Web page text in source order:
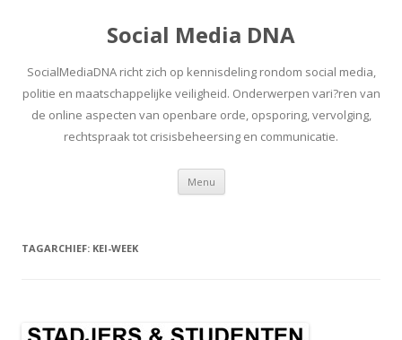
Social Media DNA
SocialMediaDNA richt zich op kennisdeling rondom social media,
politie en maatschappelijke veiligheid. Onderwerpen vari?ren van
de online aspecten van openbare orde, opsporing, vervolging,
rechtspraak tot crisisbeheersing en communicatie.
Menu Spring
inhoud
TAGARCHIEF: KEI-WEEK